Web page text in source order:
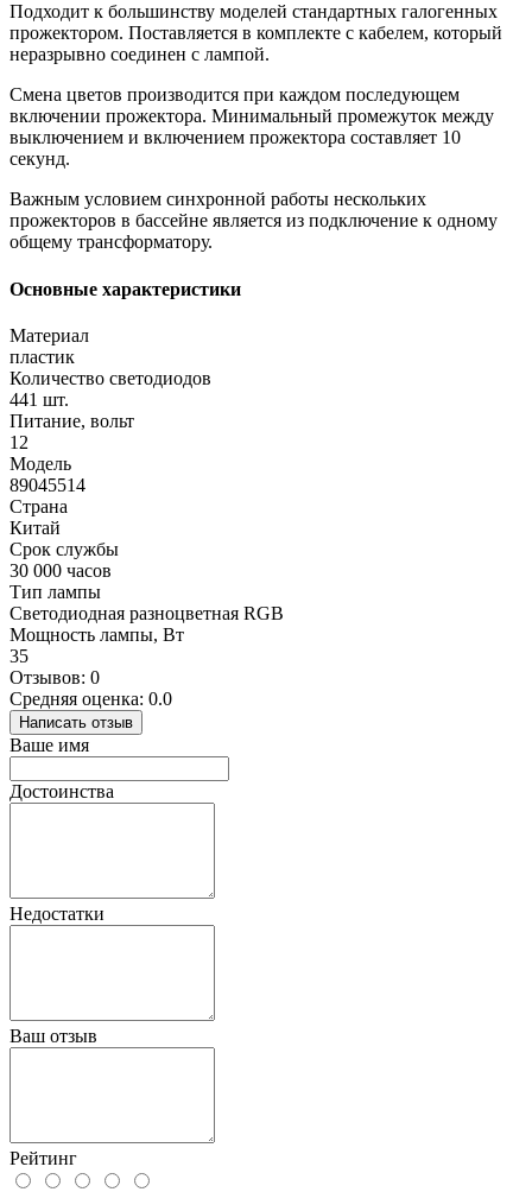
Подходит к большинству моделей стандартных галогенных
прожектором. Поставляется в комплекте с кабелем, который
неразрывно соединен с лампой.
Смена цветов производится при каждом последующем
включении прожектора. Минимальный промежуток между
выключением и включением прожектора составляет 10
секунд.
Важным условием синхронной работы нескольких
прожекторов в бассейне является из подключение к одному
общему трансформатору.
Основные характеристики
Материал
пластик
Количество светодиодов
441 шт.
Питание, вольт
12
Модель
89045514
Страна
Китай
Срок службы
30 000 часов
Тип лампы
Светодиодная разноцветная RGB
Мощность лампы, Вт
35
Отзывов: 0
Средняя оценка: 0.0
Написать отзыв
Ваше имя
Достоинства
Недостатки
Ваш отзыв
Рейтинг